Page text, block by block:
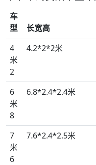
车
型
长宽高
4
米
2
4.2*2*2米
6
米
8
6.8*2.4*2.4米
7
米
6
7.6*2.4*2.5米